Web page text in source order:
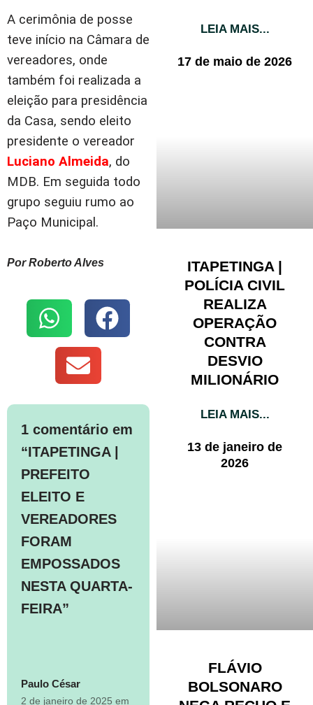
A cerimônia de posse
teve início na Câmara de
vereadores, onde
também foi realizada a
eleição para presidência
da Casa, sendo eleito
presidente o vereador
Luciano Almeida, do
MDB. Em seguida todo
grupo seguiu rumo ao
Paço Municipal.
Por Roberto Alves
1 comentário em
“ITAPETINGA |
PREFEITO
ELEITO E
VEREADORES
FORAM
EMPOSSADOS
NESTA QUARTA-
FEIRA”
Paulo César
2 de janeiro de 2025 em
LEIA MAIS...
17 de maio de 2026
ITAPETINGA |
POLÍCIA CIVIL
REALIZA
OPERAÇÃO
CONTRA
DESVIO
MILIONÁRIO
LEIA MAIS...
13 de janeiro de
2026
FLÁVIO
BOLSONARO